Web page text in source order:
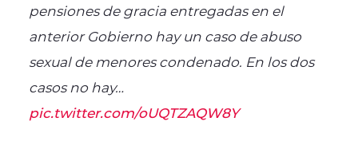
pensiones de gracia entregadas en el
anterior Gobierno hay un caso de abuso
sexual de menores condenado. En los dos
casos no hay…
pic.twitter.com/oUQTZAQW8Y